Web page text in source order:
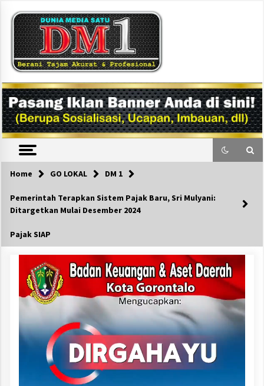
content
DM1
Home GO LOKAL DM 1
Pemerintah Terapkan Sistem Pajak Baru, Sri Mulyani:
Ditargetkan Mulai Desember 2024
Pajak SIAP